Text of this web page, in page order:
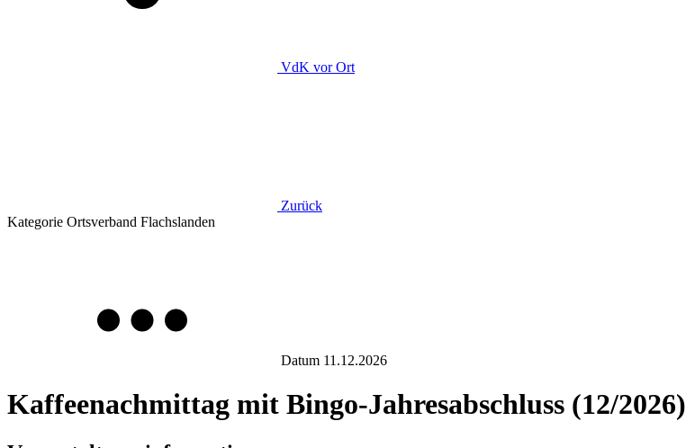
VdK vor Ort
Zurück
Kategorie Ortsverband Flachslanden
Datum 11.12.2026
Kaffeenachmittag mit Bingo-Jahresabschluss (12/2026)